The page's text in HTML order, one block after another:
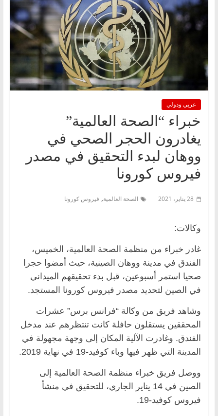
عربي ودولي
خبراء “الصحة العالمية”
يغادرون الحجر الصحي في
ووهان لبدء التحقيق في مصدر
فيروس كورونا
28 يناير، 2021 الصحة العالمية, فيروس كورونا
وكالات:
غادر خبراء من منظمة الصحة العالمية، الخميس،
الفندق في مدينة ووهان الصينية، حيث أمضوا حجرا
صحيا استمر أسبوعين، قبل بدء تحقيقهم الميداني
في الصين لتحديد مصدر فيروس كورونا المستجد.
وشاهد فريق من وكالة “فرانس برس” عشرات
المحققين يستقلون حافلة كانت تنتظرهم عند مدخل
الفندق. وغادرت الآلية المكان إلى وجهة مجهولة في
المدينة التي ظهر فيها وباء كوفيد-19 في نهاية 2019.
ووصل فريق خبراء منظمة الصحة العالمية إلى
الصين في 14 يناير الجاري، للتحقيق في منشأ
فيروس كوفيد-19.